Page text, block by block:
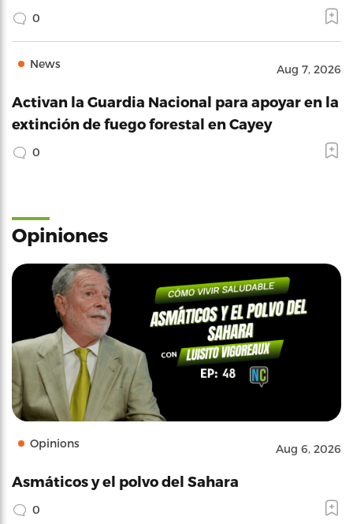
0
News Aug 7, 2026
Activan la Guardia Nacional para apoyar en la
extinción de fuego forestal en Cayey
0
Opiniones
Opinions Aug 6, 2026
Asmáticos y el polvo del Sahara
0